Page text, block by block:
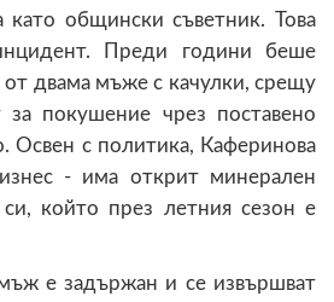
като общински съветник. Това
Преди години беше
от двама мъже с качулки, срещу
покушение чрез поставено
Освен с политика, Каферинова
- има открит минерален
който през летния сезон е
е задържан и се извършват